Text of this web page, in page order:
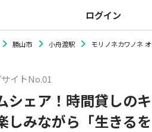
ログイン
勝山市 小舟渡駅 モリノネカワノネ
イトNo.01
シェア！時間貸しの
しみながら「生きる